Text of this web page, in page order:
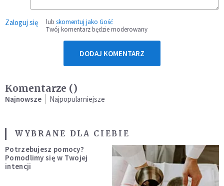
Zaloguj się lub skomentuj jako Gość
Twój komentarz będzie moderowany
DODAJ KOMENTARZ
Komentarze ()
Najnowsze Najpopularniejsze
WYBRANE DLA CIEBIE
Potrzebujesz pomocy?
Pomodlimy się w Twojej
intencji